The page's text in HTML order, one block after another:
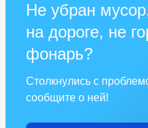
Не убран
на дороге, не
фонарь?
Столкнулись с
сообщите о ней!